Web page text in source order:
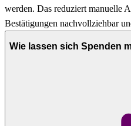
werden. Das reduziert manuelle
Bestätigungen nachvollziehbar
Wie lassen sich Spenden